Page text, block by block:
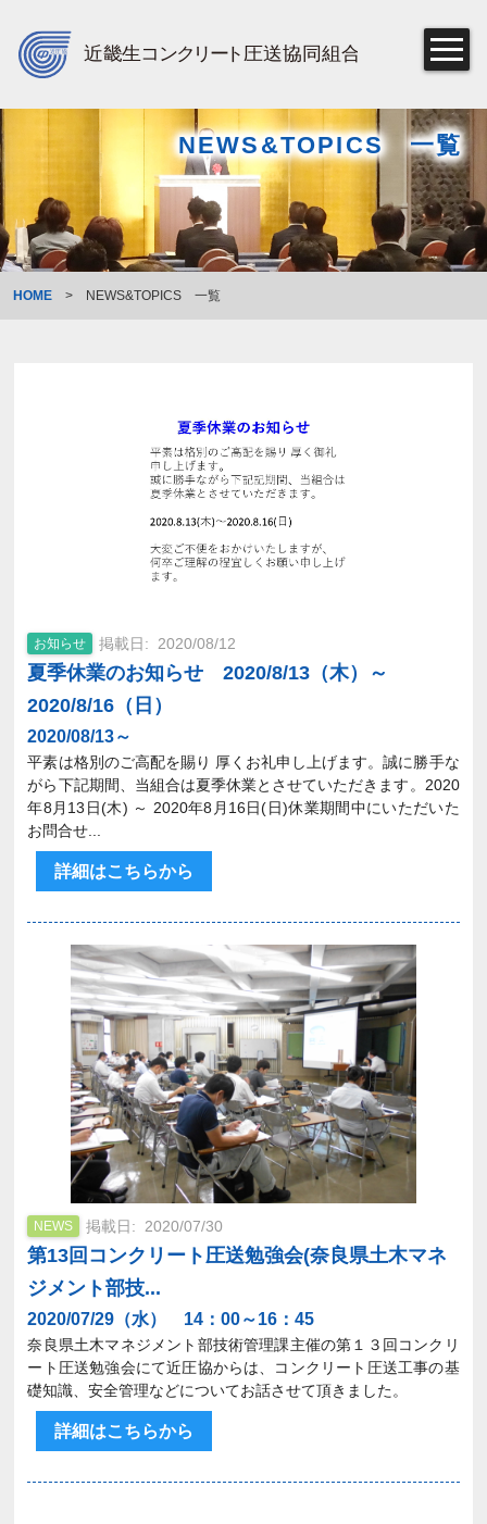
NEWS&TOPICS 一覧
HOME > NEWS&TOPICS 一覧
お知らせ 2020/08/12
2020/08/13～
夏季休業のお知らせ 2020/8/13（木）～
2020/8/16（日）
平素は格別のご高配を賜り 厚くお礼申し上げます。誠に勝手な
がら下記期間、当組合は夏季休業とさせていただきます。2020
年8月13日(木) ～ 2020年8月16日(日)休業期間中にいただいた
お問合せ...
詳細はこちらから
NEWS 2020/07/30
2020/07/29（水） 14：00～16：45
第13回コンクリート圧送勉強会(奈良県土木マネ
ジメント部技...
奈良県土木マネジメント部技術管理課主催の第１３回コンクリ
ート圧送勉強会にて近圧協からは、コンクリート圧送工事の基
礎知識、安全管理などについてお話させて頂きました。
詳細はこちらから